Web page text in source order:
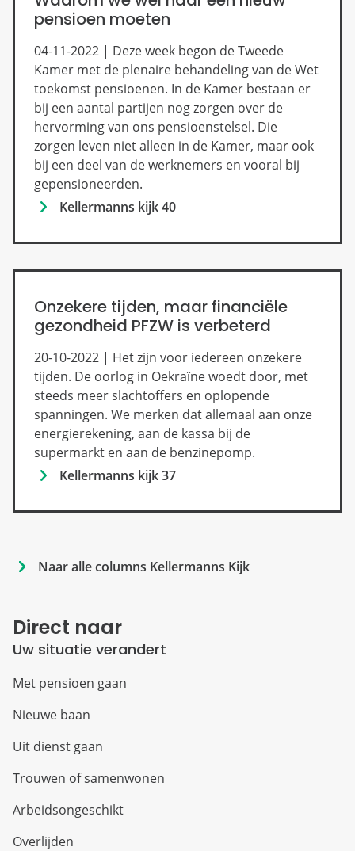
pensioen moeten
04-11-2022 | Deze week begon de Tweede
Kamer met de plenaire behandeling van de Wet
toekomst pensioenen. In de Kamer bestaan er
bij een aantal partijen nog zorgen over de
hervorming van ons pensioenstelsel. Die
zorgen leven niet alleen in de Kamer, maar ook
bij een deel van de werknemers en vooral bij
gepensioneerden.
Kellermanns kijk 40
Onzekere tijden, maar financiële
gezondheid PFZW is verbeterd
20-10-2022 | Het zijn voor iedereen onzekere
tijden. De oorlog in Oekraïne woedt door, met
steeds meer slachtoffers en oplopende
spanningen. We merken dat allemaal aan onze
energierekening, aan de kassa bij de
supermarkt en aan de benzinepomp.
Kellermanns kijk 37
Naar alle columns Kellermanns Kijk
Direct naar
Uw situatie verandert
Met pensioen gaan
Nieuwe baan
Uit dienst gaan
Trouwen of samenwonen
Arbeidsongeschikt
Overlijden